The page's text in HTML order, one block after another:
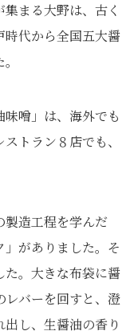
まる大野は、古く
時代から全国五大醤
噌」は、海外でも
トラン８店でも、
製造工程を学んだ
がありました。そ
た。大きな布袋に醤
レバーを回すと、澄
し、生醤油の香り